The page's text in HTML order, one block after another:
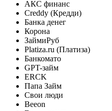
АКС финанс
Creddy (Кредди)
Банка денег
Корона
ЗаймиРуб
Platiza.ru (Платиза)
Банкомато
GPT-займ
ERCK
Папа Займ
Свои люди
Beeon